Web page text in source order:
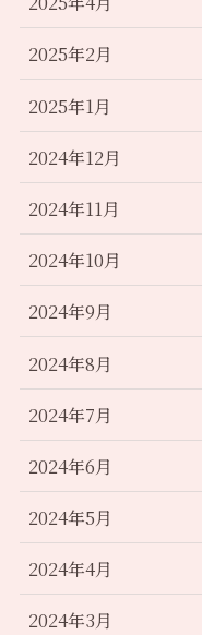
2025年2月
2025年1月
2024年12月
2024年11月
2024年10月
2024年9月
2024年8月
2024年7月
2024年6月
2024年5月
2024年4月
2024年3月